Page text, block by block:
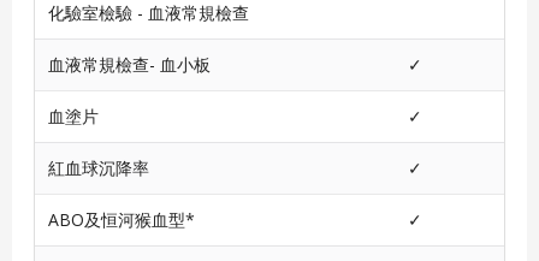
化驗室檢驗 - 血液常規檢查
血液常規檢查- 血小板 ✓
血塗片 ✓
紅血球沉降率 ✓
ABO及恒河猴血型* ✓